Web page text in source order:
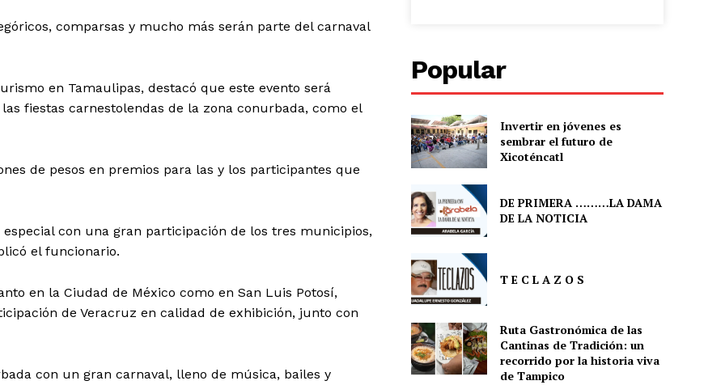
comparsas y mucho más serán parte del carnaval
en Tamaulipas, destacó que este evento será
fiestas carnestolendas de la zona conurbada, como el
de pesos en premios para las y los participantes que
con una gran participación de los tres municipios,
el funcionario.
en la Ciudad de México como en San Luis Potosí,
de Veracruz en calidad de exhibición, junto con
con un gran carnaval, lleno de música, bailes y
Popular
Invertir en jóvenes es
sembrar el futuro de
Xicoténcatl
DE PRIMERA ………LA DAMA
DE LA NOTICIA
T E C L A Z O S
Ruta Gastronómica de las
Cantinas de Tradición: un
recorrido por la historia viva
de Tampico